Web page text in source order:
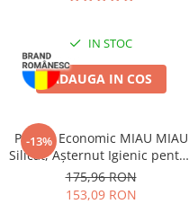
Semi-umede
Pernuțe
Îngrijire Câini
Igienă Câini
Șampoane Câini
Antiparazitare Câini
IN STOC
ADAUGA IN COS
-13%
Pachet Economic MIAU MIAU
Silicat, Așternut Igienic pentru
Pisică, Fresh, 4x8L
175,96 RON
153,09 RON